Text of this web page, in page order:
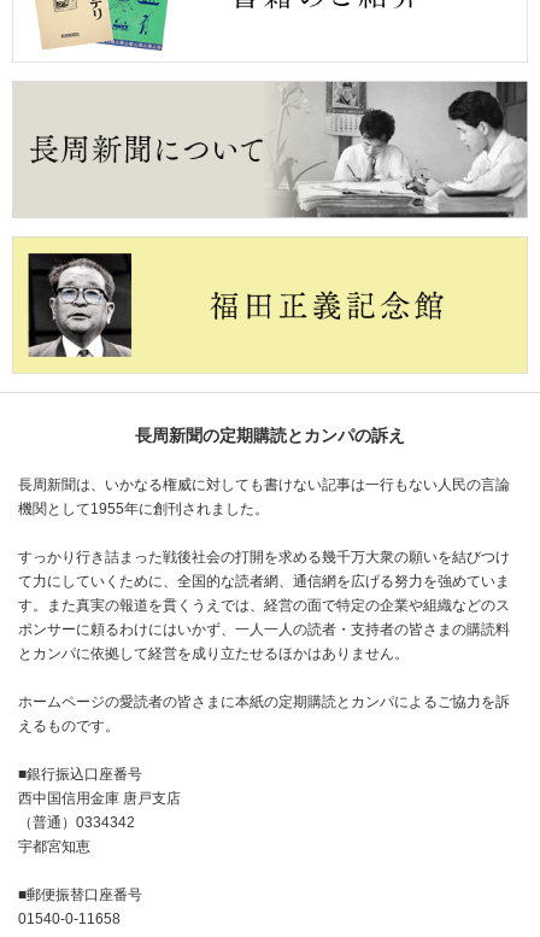
長周新聞の定期購読とカンパの訴え
長周新聞は、いかなる権威に対しても書けない記事は一行もない人民の言論
機関として1955年に創刊されました。
すっかり行き詰まった戦後社会の打開を求める幾千万大衆の願いを結びつけ
て力にしていくために、全国的な読者網、通信網を広げる努力を強めていま
す。また真実の報道を貫くうえでは、経営の面で特定の企業や組織などのス
ポンサーに頼るわけにはいかず、一人一人の読者・支持者の皆さまの購読料
とカンパに依拠して経営を成り立たせるほかはありません。
ホームページの愛読者の皆さまに本紙の定期購読とカンパによるご協力を訴
えるものです。
■銀行振込口座番号
西中国信用金庫 唐戸支店
（普通）0334342
宇都宮知恵
■郵便振替口座番号
01540-0-11658